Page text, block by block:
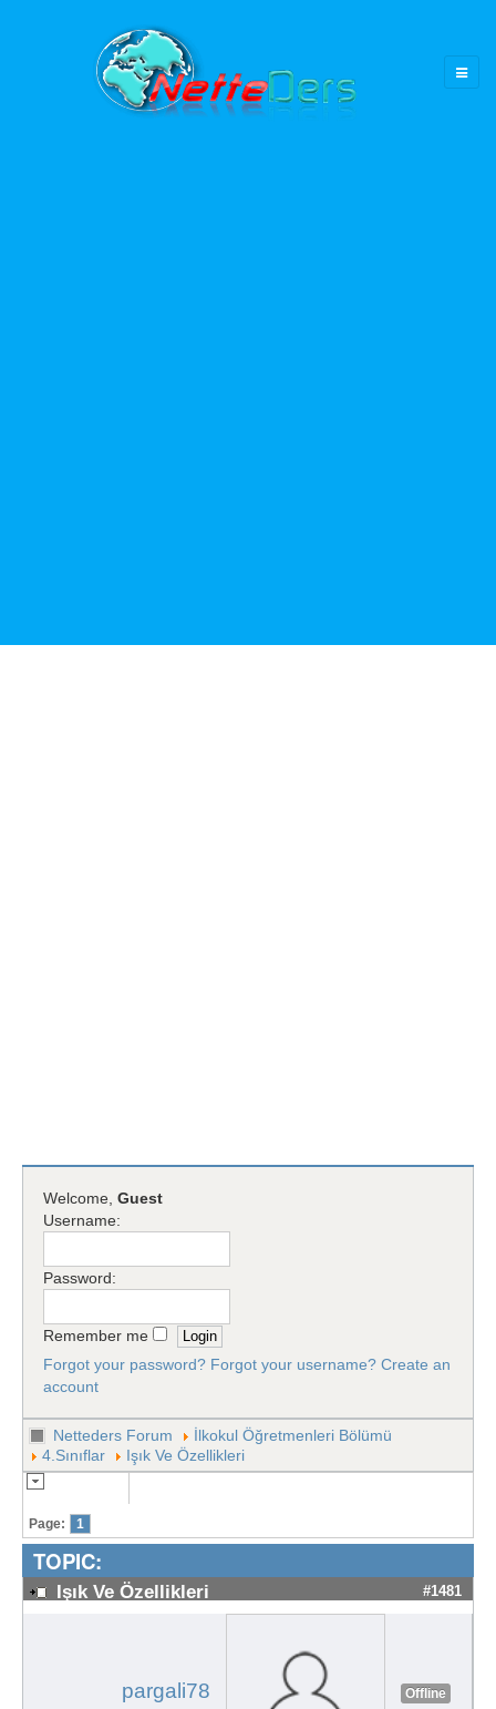
Welcome,Guest
Username:
Password:
Remember me
Forgot your password? Forgot your username? Create an
account
Netteders Forum
İlkokul Öğretmenleri Bölümü
4.Sınıflar
Işık Ve Özellikleri
Page: 1
TOPIC:
Işık Ve Özellikleri #1481
pargali78 Offline